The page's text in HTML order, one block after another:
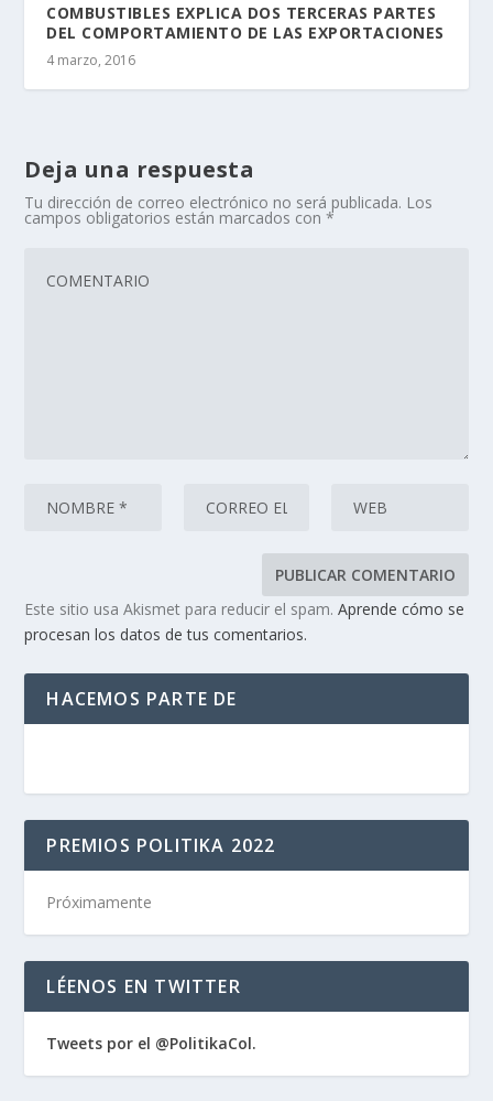
COMBUSTIBLES EXPLICA DOS TERCERAS PARTES
DEL COMPORTAMIENTO DE LAS EXPORTACIONES
4 marzo, 2016
Deja una respuesta
Tu dirección de correo electrónico no será publicada. Los
campos obligatorios están marcados con*
Este sitio usa Akismet para reducir el spam.Aprende cómo se
procesan los datos de tus comentarios.
HACEMOS PARTE DE
PREMIOS POLITIKA 2022
Próximamente
LÉENOS EN TWITTER
Tweets por el @PolitikaCol.